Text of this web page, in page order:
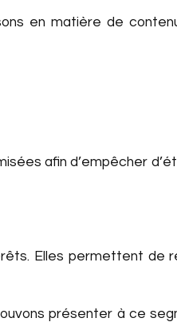
en matière de
afin d’empêcher
Elles permettent de
présenter à ce